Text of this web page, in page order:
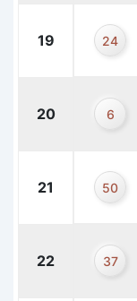
19 24
20 6
21 50
22 37